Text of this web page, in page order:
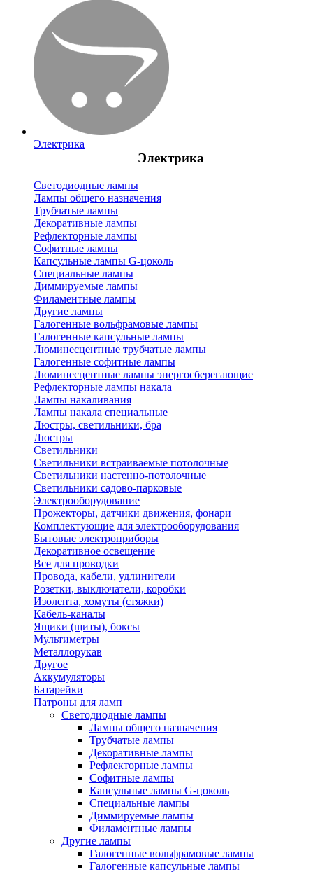
Электрика
Электрика
Светодиодные лампы
Лампы общего назначения
Трубчатые лампы
Декоративные лампы
Рефлекторные лампы
Софитные лампы
Капсульные лампы G-цоколь
Специальные лампы
Диммируемые лампы
Филаментные лампы
Другие лампы
Галогенные вольфрамовые лампы
Галогенные капсульные лампы
Люминесцентные трубчатые лампы
Галогенные софитные лампы
Люминесцентные лампы энергосберегающие
Рефлекторные лампы накала
Лампы накаливания
Лампы накала специальные
Люстры, светильники, бра
Люстры
Светильники
Светильники встраиваемые потолочные
Светильники настенно-потолочные
Светильники садово-парковые
Электрооборудование
Прожекторы, датчики движения, фонари
Комплектующие для электрооборудования
Бытовые электроприборы
Декоративное освещение
Все для проводки
Провода, кабели, удлинители
Розетки, выключатели, коробки
Изолента, хомуты (стяжки)
Кабель-каналы
Ящики (щиты), боксы
Мультиметры
Металлорукав
Другое
Аккумуляторы
Батарейки
Патроны для ламп
Светодиодные лампы
Лампы общего назначения
Трубчатые лампы
Декоративные лампы
Рефлекторные лампы
Софитные лампы
Капсульные лампы G-цоколь
Специальные лампы
Диммируемые лампы
Филаментные лампы
Другие лампы
Галогенные вольфрамовые лампы
Галогенные капсульные лампы